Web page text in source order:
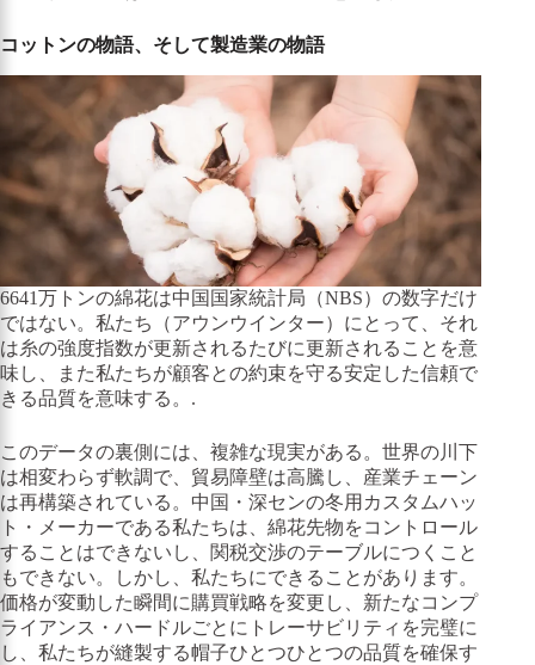
コットンの物語、そして製造業の物語
6641万トンの綿花は中国国家統計局（NBS）の数字だけ
ではない。私たち（アウンウインター）にとって、それ
は糸の強度指数が更新されるたびに更新されることを意
味し、また私たちが顧客との約束を守る安定した信頼で
きる品質を意味する。.
このデータの裏側には、複雑な現実がある。世界の川下
は相変わらず軟調で、貿易障壁は高騰し、産業チェーン
は再構築されている。中国・深センの冬用カスタムハッ
ト・メーカーである私たちは、綿花先物をコントロール
することはできないし、関税交渉のテーブルにつくこと
もできない。しかし、私たちにできることがあります。
価格が変動した瞬間に購買戦略を変更し、新たなコンプ
ライアンス・ハードルごとにトレーサビリティを完璧に
し、私たちが縫製する帽子ひとつひとつの品質を確保す